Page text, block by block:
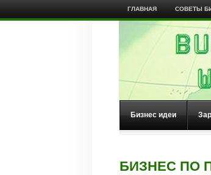
ГЛАВНАЯ СОВЕТЫ
Бизнес идеи
БИЗНЕС ПО